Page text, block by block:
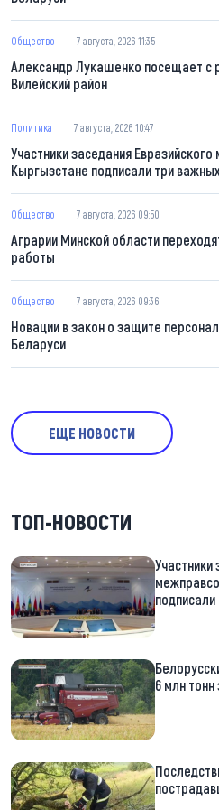
Общество 7 августа, 2026 11:35
Александр Лукашенко посещает с
Вилейский район
Политика 7 августа, 2026 10:47
Участники заседания
Кыргызстане подписали три
Общество 7 августа, 2026 09:50
Аграрии Минской области
работы
Общество 7 августа, 2026 09:36
Новации в закон о защите
Беларуси
ЕЩЕ НОВОСТИ
ТОП-НОВОСТИ
Участники
6 млн тонн